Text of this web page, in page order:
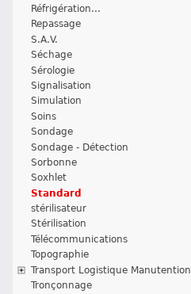
Réfrigération...
Repassage
S.A.V.
Séchage
Sérologie
Signalisation
Simulation
Soins
Sondage
Sondage - Détection
Sorbonne
Soxhlet
Standard
stérilisateur
Stérilisation
Télécommunications
Topographie
Transport Logistique Manutention
Tronçonnage